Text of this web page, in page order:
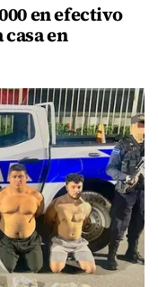
en efectivo
en